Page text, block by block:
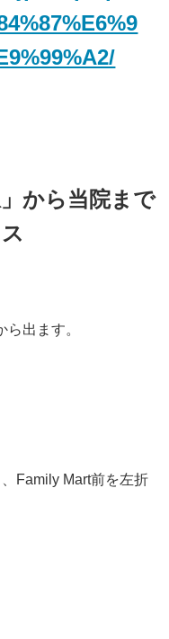
から当院まで
出ます。
Family Mart前を左折